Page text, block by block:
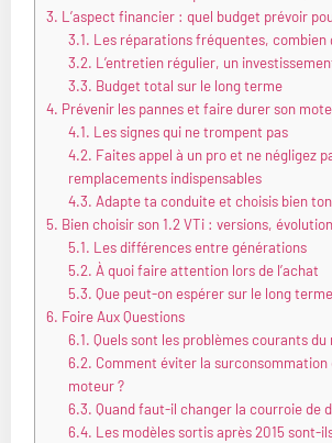
3. L’aspect financier : quel budget prévoir
3.1. Les réparations fréquentes, combien
3.2. L’entretien régulier, un
3.3. Budget total sur le long terme
4. Prévenir les pannes et faire durer son
4.1. Les signes qui ne trompent pas
4.2. Faites appel à un pro et ne négligez
remplacements indispensables
4.3. Adapte ta conduite et choisis bien
5. Bien choisir son 1.2 VTi : versions,
5.1. Les différences entre générations
5.2. À quoi faire attention lors de l’achat
5.3. Que peut-on espérer sur le long
6. Foire Aux Questions
6.1. Quels sont les problèmes courants du
6.2. Comment éviter la surconsommation
moteur ?
6.3. Quand faut-il changer la courroie de
6.4. Les modèles sortis après 2015 sont-